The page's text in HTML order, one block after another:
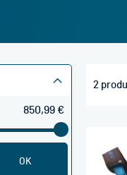
2
850,99 €
OK